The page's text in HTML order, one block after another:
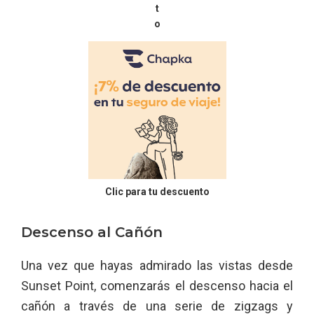
t
o
Clic para tu descuento
Descenso al Cañón
Una vez que hayas admirado las vistas desde
Sunset Point, comenzarás el descenso hacia el
cañón a través de una serie de zigzags y